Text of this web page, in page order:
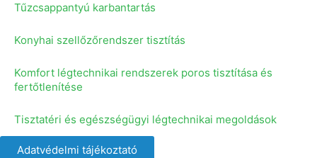
Tűzcsappantyú karbantartás
Konyhai szellőzőrendszer tisztítás
Komfort légtechnikai rendszerek poros tisztítása és
fertőtlenítése
Tisztatéri és egészségügyi légtechnikai megoldások
Adatvédelmi tájékoztató